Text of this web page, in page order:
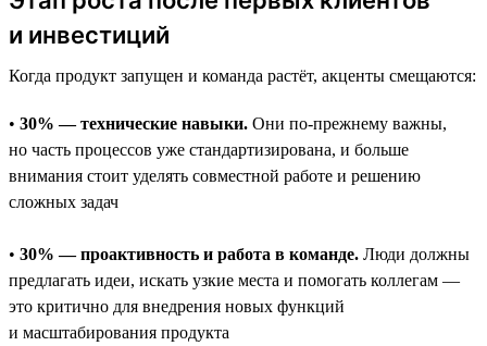
и инвестиций
Когда продукт запущен и команда растёт, акценты смещаются:
• 30% — технические навыки. Они по-прежнему важны,
но часть процессов уже стандартизирована, и больше
внимания стоит уделять совместной работе и решению
сложных задач
• 30% — проактивность и работа в команде. Люди должны
предлагать идеи, искать узкие места и помогать коллегам —
это критично для внедрения новых функций
и масштабирования продукта